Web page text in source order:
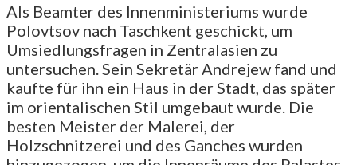
Als Beamter des Innenministeriums wurde
Polovtsov nach Taschkent geschickt, um
Umsiedlungsfragen in Zentralasien zu
untersuchen. Sein Sekretär Andrejew fand und
kaufte für ihn ein Haus in der Stadt, das später
im orientalischen Stil umgebaut wurde. Die
besten Meister der Malerei, der
Holzschnitzerei und des Ganches wurden